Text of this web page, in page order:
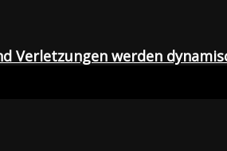
Verletzungen werden